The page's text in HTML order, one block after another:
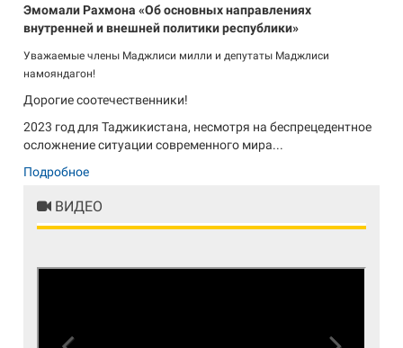
Эмомали Рахмона «Об основных направлениях
внутренней и внешней политики республики»
Уважаемые члены Маджлиси милли и депутаты Маджлиси
намояндагон!
Дорогие соотечественники!
2023 год для Таджикистана, несмотря на беспрецедентное
осложнение ситуации современного мира...
Подробное
ВИДЕО